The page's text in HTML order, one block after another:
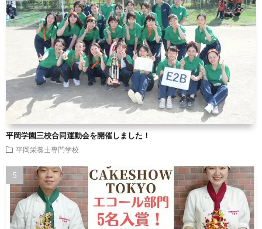
平岡学園三校合同運動会を開催しました！
平岡栄養士専門学校